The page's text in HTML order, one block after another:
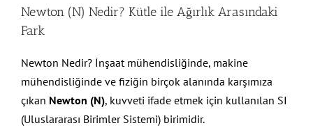
Newton (N) Nedir? Kütle ile Ağırlık Arasındaki
Fark
Newton Nedir? İnşaat mühendisliğinde, makine
mühendisliğinde ve fiziğin birçok alanında karşımıza
çıkan Newton (N), kuvveti ifade etmek için kullanılan SI
(Uluslararası Birimler Sistemi) birimidir.